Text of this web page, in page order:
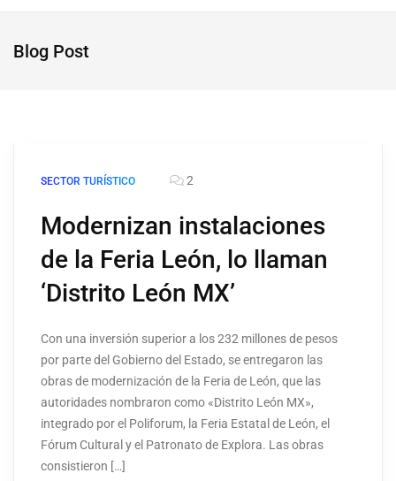
Blog Post
SECTOR TURÍSTICO 2
Modernizan instalaciones
de la Feria León, lo llaman
‘Distrito León MX’
Con una inversión superior a los 232 millones de pesos
por parte del Gobierno del Estado, se entregaron las
obras de modernización de la Feria de León, que las
autoridades nombraron como «Distrito León MX»,
integrado por el Poliforum, la Feria Estatal de León, el
Fórum Cultural y el Patronato de Explora. Las obras
consistieron […]